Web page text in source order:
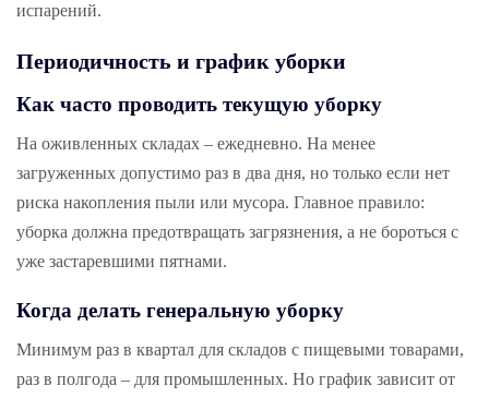
испарений.
Периодичность и график уборки
Как часто проводить текущую уборку
На оживленных складах – ежедневно. На менее
загруженных допустимо раз в два дня, но только если нет
риска накопления пыли или мусора. Главное правило:
уборка должна предотвращать загрязнения, а не бороться с
уже застаревшими пятнами.
Когда делать генеральную уборку
Минимум раз в квартал для складов с пищевыми товарами,
раз в полгода – для промышленных. Но график зависит от